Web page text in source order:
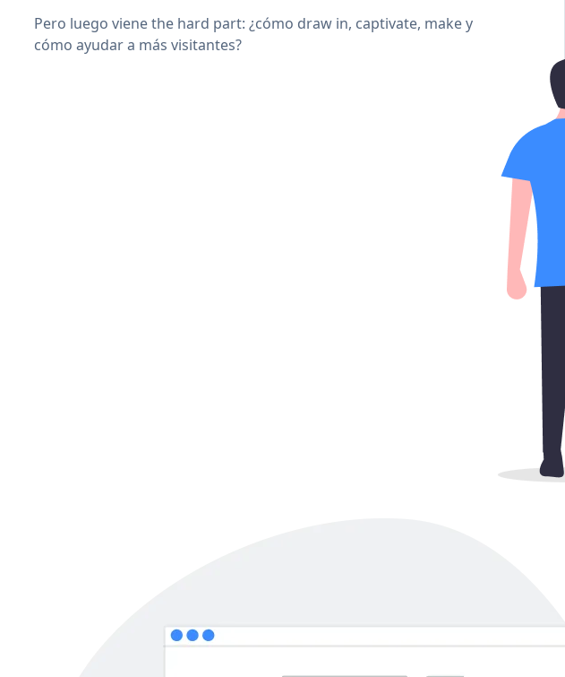
Pero luego viene the hard part: ¿cómo draw in, captivate, make y
cómo ayudar a más visitantes?